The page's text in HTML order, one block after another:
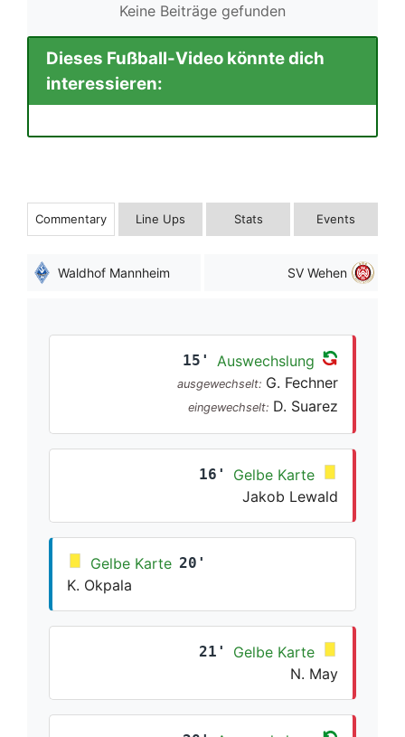
Keine Beiträge gefunden
Dieses Fußball-Video könnte dich
interessieren:
Commentary Line Ups Stats Events
Waldhof Mannheim SV Wehen
15' Auswechslung
ausgewechselt: G. Fechner
eingewechselt: D. Suarez
16'
Gelbe Karte
Jakob Lewald
Gelbe Karte 20'
K. Okpala
21'
Gelbe Karte
N. May